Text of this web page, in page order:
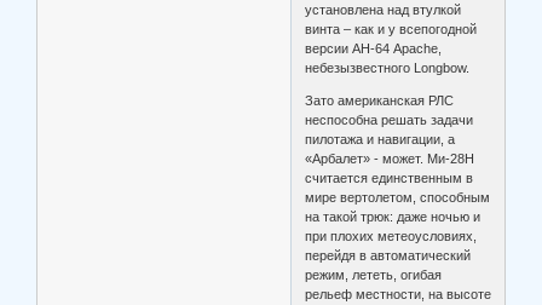
установлена над втулкой
винта – как и у всепогодной
версии АН-64 Apache,
небезызвестного Longbow.
Зато американская РЛС
неспособна решать задачи
пилотажа и навигации, а
«Арбалет» - может. Ми-28Н
считается единственным в
мире вертолетом, способным
на такой трюк: даже ночью и
при плохих метеоусловиях,
перейдя в автоматический
режим, лететь, огибая
рельеф местности, на высоте